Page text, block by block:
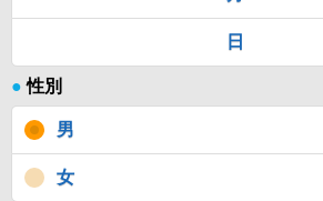
日
● 性別
男
女